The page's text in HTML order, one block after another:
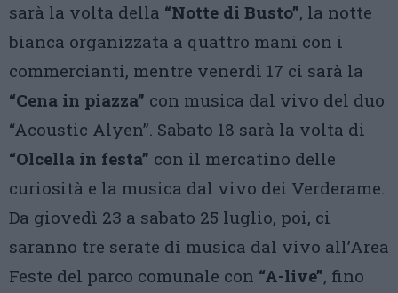
sarà la volta della “Notte di Busto”, la notte
bianca organizzata a quattro mani con i
commercianti, mentre venerdì 17 ci sarà la
“Cena in piazza” con musica dal vivo del duo
“Acoustic Alyen”. Sabato 18 sarà la volta di
“Olcella in festa” con il mercatino delle
curiosità e la musica dal vivo dei Verderame.
Da giovedì 23 a sabato 25 luglio, poi, ci
saranno tre serate di musica dal vivo all’Area
Feste del parco comunale con “A-live”, fino